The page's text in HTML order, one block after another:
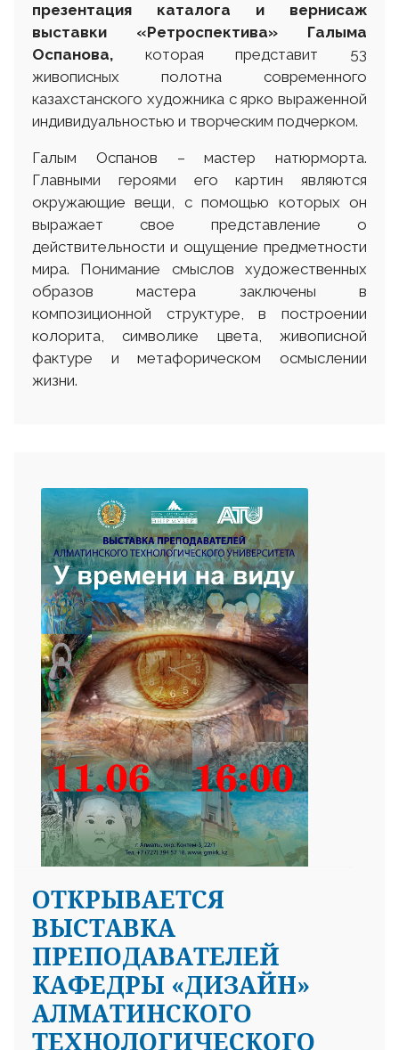
презентация каталога и вернисаж
выставки «Ретроспектива» Галыма
Оспанова, которая представит 53
живописных полотна современного
казахстанского художника с ярко выраженной
индивидуальностью и творческим подчерком.
Галым Оспанов – мастер натюрморта.
Главными героями его картин являются
окружающие вещи, с помощью которых он
выражает свое представление о
действительности и ощущение предметности
мира. Понимание смыслов художественных
образов мастера заключены в
композиционной структуре, в построении
колорита, символике цвета, живописной
фактуре и метафорическом осмыслении
жизни.
ОТКРЫВАЕТСЯ
ВЫСТАВКА
ПРЕПОДАВАТЕЛЕЙ
КАФЕДРЫ «ДИЗАЙН»
АЛМАТИНСКОГО
ТЕХНОЛОГИЧЕСКОГО